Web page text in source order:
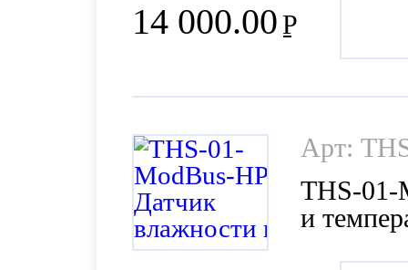
14 000.00Р
Арт:
THS-01-
и